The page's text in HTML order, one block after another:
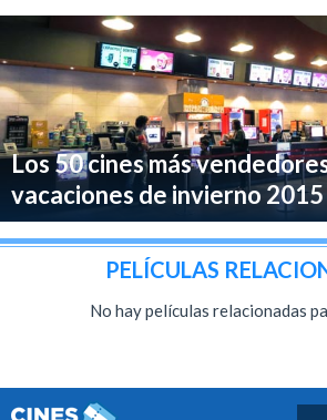
Los 50 cines más
vacaciones de invierno 2015
PELÍCULAS
No hay películas relacionadas